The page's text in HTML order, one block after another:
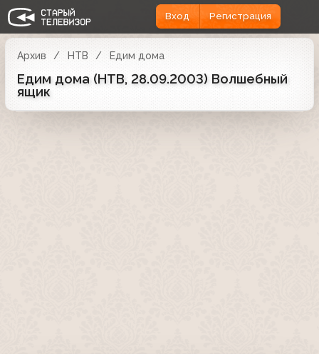
Вход Регистрация
Архив НТВ Едим дома
Едим дома (НТВ, 28.09.2003) Волшебный
ящик